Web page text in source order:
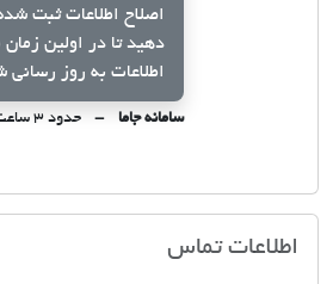
اصلاح اطلاعات ثبت
دهید تا در اولین
اطلاعات به روز رسانی
سامانه جاما حدود ۳ ساعت از حال
اطلاعات تماس